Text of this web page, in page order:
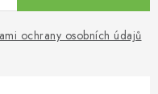
ochrany osobních údajů